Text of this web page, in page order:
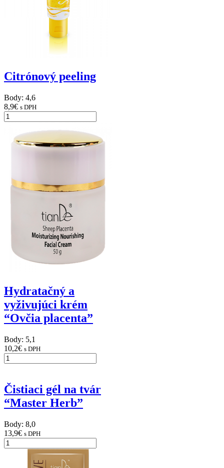
Citrónový peeling
Body: 4,6
8,9€ s DPH
Hydratačný a
vyživujúci krém
“Ovčia placenta”
Body: 5,1
10,2€ s DPH
Čistiaci gél na tvár
“Master Herb”
Body: 8,0
13,9€ s DPH